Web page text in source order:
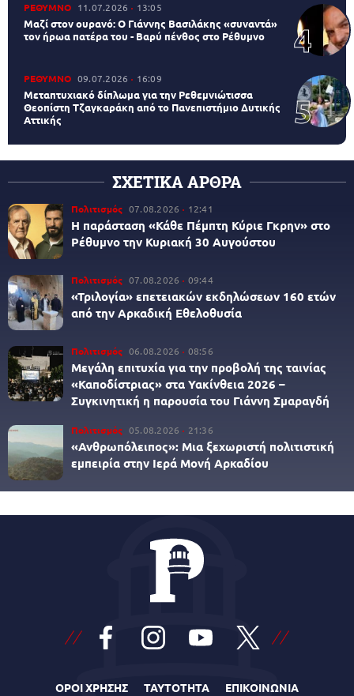
ΡΕΘΥΜΝΟ 11.07.2026 13:05
Μαζί στον ουρανό: Ο Γιάννης Βασιλάκης «συναντά»
τον ήρωα πατέρα του - Βαρύ πένθος στο Ρέθυμνο
ΡΕΘΥΜΝΟ 09.07.2026 16:09
Μεταπτυχιακό δίπλωμα για την Ρεθεμνιώτισσα
Θεοπίστη Τζαγκαράκη από το Πανεπιστήμιο Δυτικής
Αττικής
ΣΧΕΤΙΚΑ ΑΡΘΡΑ
Πολιτισμός 07.08.2026 12:41
Η παράσταση «Κάθε Πέμπτη Κύριε Γκρην» στο
Ρέθυμνο την Κυριακή 30 Αυγούστου
Πολιτισμός 07.08.2026 09:44
«Τριλογία» επετειακών εκδηλώσεων 160 ετών
από την Αρκαδική Εθελοθυσία
Πολιτισμός 06.08.2026 08:56
Μεγάλη επιτυχία για την προβολή της ταινίας
«Καποδίστριας» στα Υακίνθεια 2026 –
Συγκινητική η παρουσία του Γιάννη Σμαραγδή
Πολιτισμός 05.08.2026 21:36
«Ανθρωπόλειπος»: Μια ξεχωριστή πολιτιστική
εμπειρία στην Ιερά Μονή Αρκαδίου
ΟΡΟΙ ΧΡΗΣΗΣ ΤΑΥΤΟΤΗΤΑ ΕΠΙΚΟΙΝΩΝΙΑ